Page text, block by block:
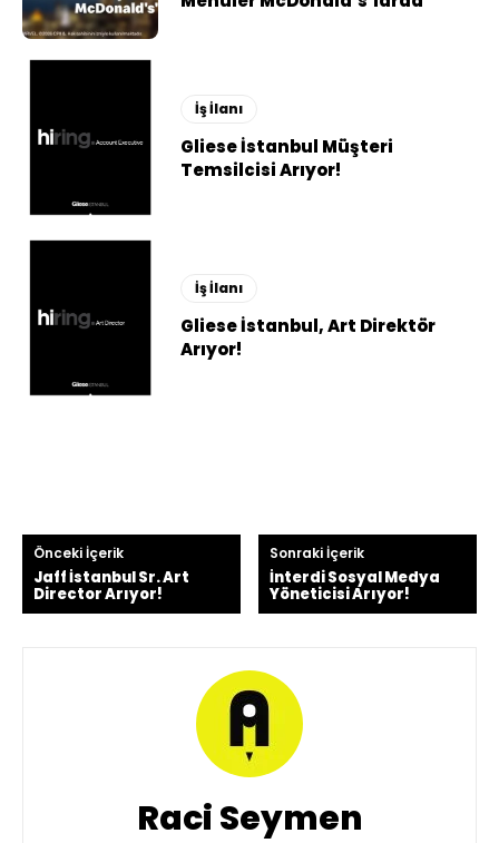
İş İlanı
Gliese İstanbul Müşteri
Temsilcisi Arıyor!
İş İlanı
Gliese İstanbul, Art Direktör
Arıyor!
Önceki İçerik
Jaff İstanbul Sr. Art
Director Arıyor!
Sonraki İçerik
İnterdi Sosyal Medya
Yöneticisi Arıyor!
Raci Seymen